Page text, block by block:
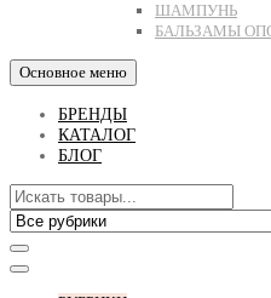
ШАМПУНЬ
БАЛЬЗАМЫ
Основное меню
БРЕНДЫ
КАТАЛОГ
БЛОГ